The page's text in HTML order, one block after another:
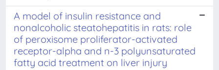
A model of insulin resistance and
nonalcoholic steatohepatitis in rats: role
of peroxisome proliferator-activated
receptor-alpha and n-3 polyunsaturated
fatty acid treatment on liver injury